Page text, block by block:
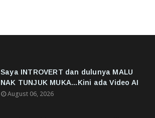
Saya INTROVERT dan dulunya MALU
NAK TUNJUK MUKA...Kini ada Video AI
August 06, 2026